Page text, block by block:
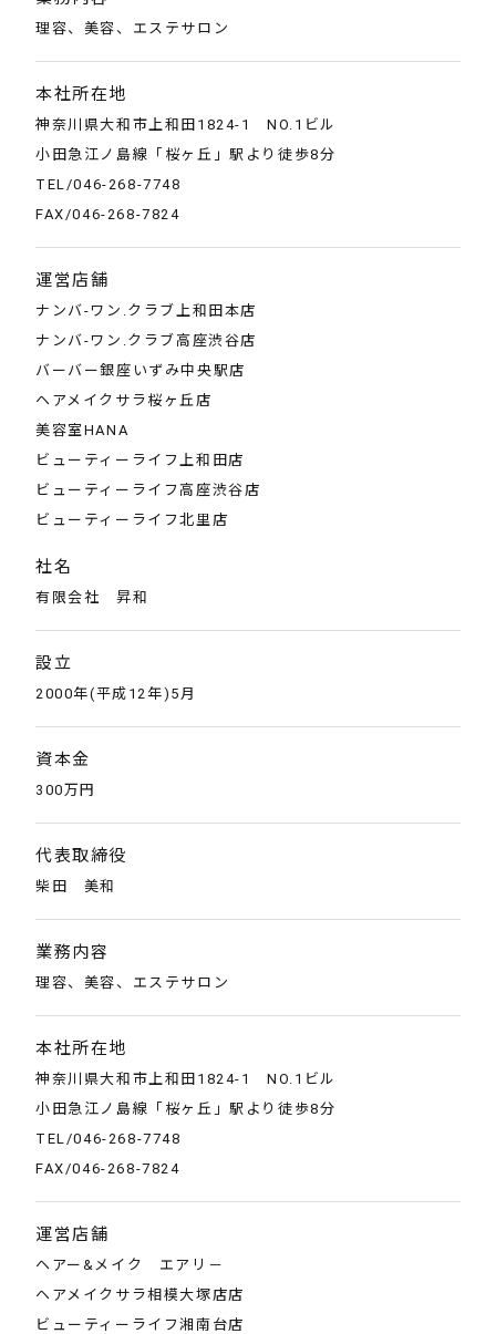
理容、美容、エステサロン
本社所在地
神奈川県大和市上和田1824-1 NO.1ビル
小田急江ノ島線「桜ヶ丘」駅より徒歩8分
TEL/046-268-7748
FAX/046-268-7824
運営店舗
ナンバ-ワン.クラブ上和田本店
ナンバ-ワン.クラブ高座渋谷店
バーバー銀座いずみ中央駅店
ヘアメイクサラ桜ヶ丘店
美容室HANA
ビューティーライフ上和田店
ビューティーライフ高座渋谷店
ビューティーライフ北里店
社名
有限会社 昇和
設立
2000年(平成12年)5月
資本金
300万円
代表取締役
柴田 美和
業務内容
理容、美容、エステサロン
本社所在地
神奈川県大和市上和田1824-1 NO.1ビル
小田急江ノ島線「桜ヶ丘」駅より徒歩8分
TEL/046-268-7748
FAX/046-268-7824
運営店舗
ヘアー&メイク エアリ－
ヘアメイクサラ相模大塚店店
ビューティーライフ湘南台店